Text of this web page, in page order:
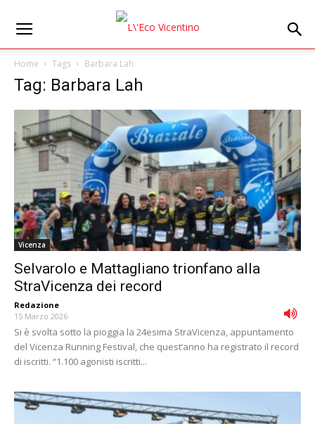
Home Tags Barbara Lah
Tag: Barbara Lah
Vicenza
Selvarolo e Mattagliano trionfano alla
StraVicenza dei record
Redazione -
15 Marzo 2026
Si è svolta sotto la pioggia la 24esima StraVicenza, appuntamento
del Vicenza Running Festival, che quest’anno ha registrato il record
di iscritti. “1.100 agonisti iscritti...